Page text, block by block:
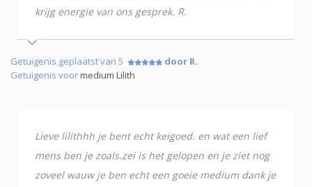
krijg energie van ons gesprek. R.
Getuigenis geplaatst van 5
door R.
Getuigenis voormedium Lilith
Lieve lilithhh je bent echt keigoed. en wat een lief
mens ben je zoals.zei is het gelopen en je ziet nog
zoveel wauw je ben echt een goeie medium dank je